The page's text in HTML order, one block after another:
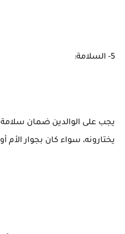
5- السلامة:
يجب على الوالدين ضمان
يختارونه، سواء كان بجوار الأم